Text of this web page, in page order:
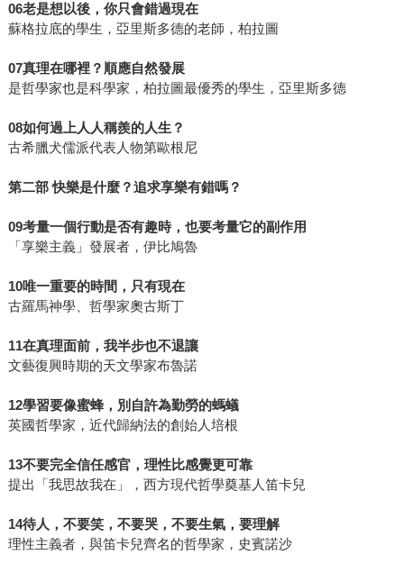
06老是想以後，你只會錯過現在
蘇格拉底的學生，亞里斯多德的老師，柏拉圖
07真理在哪裡？順應自然發展
是哲學家也是科學家，柏拉圖最優秀的學生，亞里斯多德
08如何過上人人稱羨的人生？
古希臘犬儒派代表人物第歐根尼
第二部 快樂是什麼？追求享樂有錯嗎？
09考量一個行動是否有趣時，也要考量它的副作用
「享樂主義」發展者，伊比鳩魯
10唯一重要的時間，只有現在
古羅馬神學、哲學家奧古斯丁
11在真理面前，我半步也不退讓
文藝復興時期的天文學家布魯諾
12學習要像蜜蜂，別自許為勤勞的螞蟻
英國哲學家，近代歸納法的創始人培根
13不要完全信任感官，理性比感覺更可靠
提出「我思故我在」，西方現代哲學奠基人笛卡兒
14待人，不要笑，不要哭，不要生氣，要理解
理性主義者，與笛卡兒齊名的哲學家，史賓諾沙